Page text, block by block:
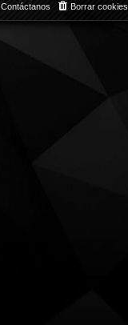
Borrar cookies
Contáctanos